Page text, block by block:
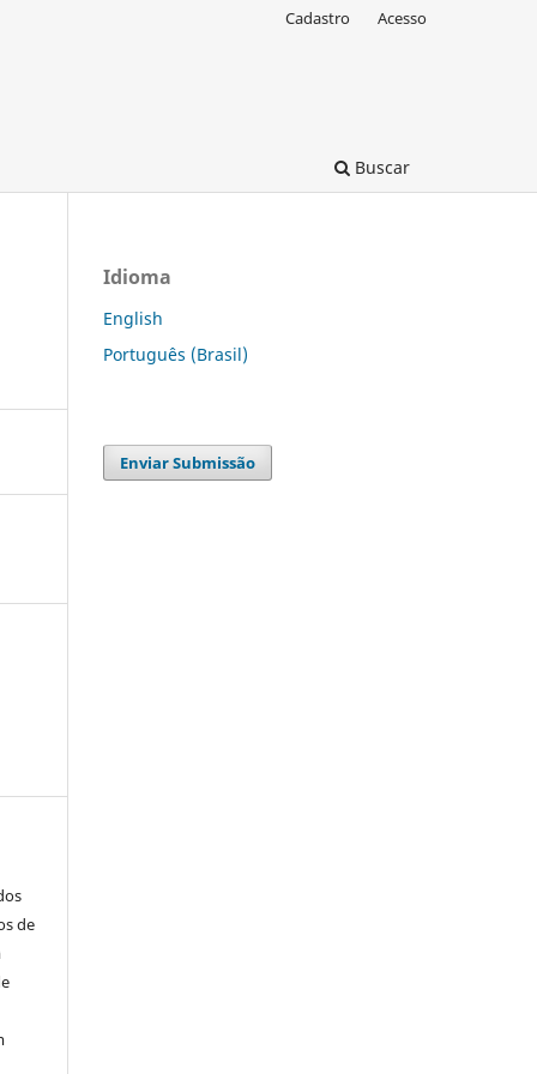
Buscar
Cadastro Acesso
de
Idioma
English
Português (Brasil)
Enviar Submissão